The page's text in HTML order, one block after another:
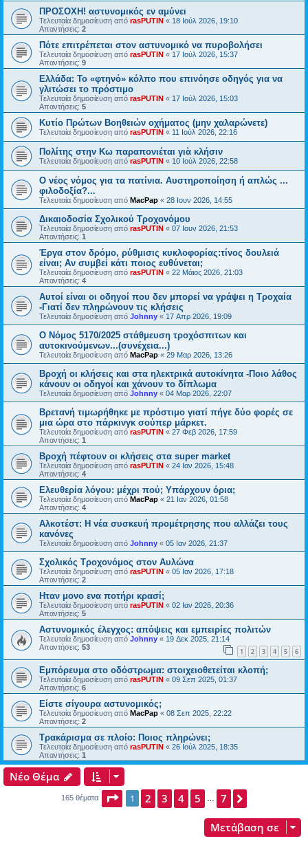
ΠΡΟΣΟΧΗ! αστυνομικός εν αμύνει
Τελευταία δημοσίευση από rasPUTIN « 18 Ιούλ 2026, 19:10
Απαντήσεις: 2
Πότε επιτρέπεται στον αστυνομικό να πυροβολήσει
Τελευταία δημοσίευση από rasPUTIN « 17 Ιούλ 2026, 15:37
Απαντήσεις: 9
Ελλάδα: Το «φτηνό» κόλπο που επινόησε οδηγός για να
γλιτώσει το πρόστιμο
Τελευταία δημοσίευση από rasPUTIN « 17 Ιούλ 2026, 15:03
Απαντήσεις: 5
Κυτίο Πρώτων Βοηθειών οχήματος (μην χαλαρώνετε)
Τελευταία δημοσίευση από rasPUTIN « 11 Ιούλ 2026, 22:16
Πολίτης στην Κω παραπονιέται γιὰ κλήσιν
Τελευταία δημοσίευση από rasPUTIN « 10 Ιούλ 2026, 22:58
Ο νέος νόμος για τα πατίνια. Αυστηροποίηση ή απλώς ...
φιλοδοξία?...
Τελευταία δημοσίευση από MacPap « 28 Ιουν 2026, 14:55
Δικαιοδοσία Σχολικού Τροχονόμου
Τελευταία δημοσίευση από rasPUTIN « 07 Ιουν 2026, 21:53
Απαντήσεις: 1
Έργα στον δρόμο, ρύθμισις κυκλοφορίας:τίνος δουλειά
είναι; Αν συμβεί κάτι ποιος ευθύνεται;
Τελευταία δημοσίευση από rasPUTIN « 22 Μάιος 2026, 21:03
Απαντήσεις: 4
Αυτοί είναι οι οδηγοί που δεν μπορεί να γράψει η Τροχαία
-Γιατί δεν πληρώνουν τις κλήσεις
Τελευταία δημοσίευση από Johnny « 17 Απρ 2026, 19:09
Ο Νόμος 5170/2025 στάθμευση τροχόσπιτων και
αυτοκινούμενων...(συνέχεια...)
Τελευταία δημοσίευση από MacPap « 29 Μαρ 2026, 13:26
Βροχή οι κλήσεις και στα ηλεκτρικά αυτοκίνητα -Ποιο λάθος
κάνουν οι οδηγοί και χάνουν το δίπλωμα
Τελευταία δημοσίευση από Johnny « 04 Μαρ 2026, 22:07
Βρετανή τιμωρήθηκε με πρόστιμο γιατί πήγε δύο φορές σε
μια ώρα στο πάρκινγκ σούπερ μάρκετ.
Τελευταία δημοσίευση από rasPUTIN « 27 Φεβ 2026, 17:59
Απαντήσεις: 1
Βροχή πέφτουν οι κλήσεις στα super market
Τελευταία δημοσίευση από rasPUTIN « 24 Ιαν 2026, 15:48
Απαντήσεις: 4
Ελευθερία λόγου: μέχρι πού; Υπάρχουν όρια;
Τελευταία δημοσίευση από MacPap « 21 Ιαν 2026, 01:58
Απαντήσεις: 4
Αλκοτέστ: Η νέα συσκευή προμέτρησης που αλλάζει τους
κανόνες
Τελευταία δημοσίευση από Johnny « 05 Ιαν 2026, 21:37
Σχολικός Τροχονόμος στον Αυλώνα
Τελευταία δημοσίευση από rasPUTIN « 05 Ιαν 2026, 17:18
Απαντήσεις: 2
Ηταν μονο ενα ποτήρι κρασί;
Τελευταία δημοσίευση από rasPUTIN « 02 Ιαν 2026, 20:36
Απαντήσεις: 5
Αστυνομικός έλεγχος: απόψεις και εμπειρίες πολιτών
Τελευταία δημοσίευση από Johnny « 19 Δεκ 2025, 21:14
Απαντήσεις: 53 1 2 3 4 5 6
Εμπόρευμα στο οδόστρωμα: στοιχειοθετείται κλοπή;
Τελευταία δημοσίευση από rasPUTIN « 09 Σεπ 2025, 01:37
Απαντήσεις: 6
Είστε σίγουρα αστυνομικός;
Τελευταία δημοσίευση από MacPap « 08 Σεπ 2025, 22:22
Απαντήσεις: 2
Τρακάρισμα σε πλοίο: Ποιος πληρώνει;
Τελευταία δημοσίευση από rasPUTIN « 26 Ιούλ 2025, 18:35
Απαντήσεις: 1
Νέο Θέμα
165 θέματα Σελίδα 1από
1 2 3 4 5 7
Μετάβαση σε